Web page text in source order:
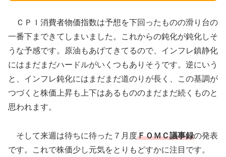
ＣＰＩ消費者物価指数は予想を下回ったものの滑り台の
一番下まできてしまいました。これからの鈍化が鈍化しそ
うな予感です。原油もあげてきてるので、インフレ鎮静化
にはまだまだハードルがいくつもありそうです。逆にいう
と、インフレ鈍化にはまだまだ道のりが長く、この基調が
つづくと株価上昇も上下はあるもののまだまだ続くものと
思われます。
そして来週は待ちに待った７月度ＦＯＭＣ議事録の発表
です。これで株価少し元気をとりもどすかに注目です。